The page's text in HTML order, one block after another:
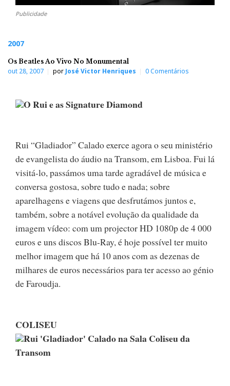
Publicidade
2007
Os Beatles Ao Vivo No Monumental
out 28, 2007 por José Victor Henriques 0 Comentários
O Rui e as Signature Diamond
Rui “Gladiador” Calado exerce agora o seu ministério
de evangelista do áudio na Transom, em Lisboa. Fui lá
visitá-lo, passámos uma tarde agradável de música e
conversa gostosa, sobre tudo e nada; sobre
aparelhagens e viagens que desfrutámos juntos e,
também, sobre a notável evolução da qualidade da
imagem vídeo: com um projector HD 1080p de 4 000
euros e uns discos Blu-Ray, é hoje possível ter muito
melhor imagem que há 10 anos com as dezenas de
milhares de euros necessários para ter acesso ao génio
de Faroudja.
COLISEU
Rui 'Gladiador' Calado na Sala Coliseu da
Transom